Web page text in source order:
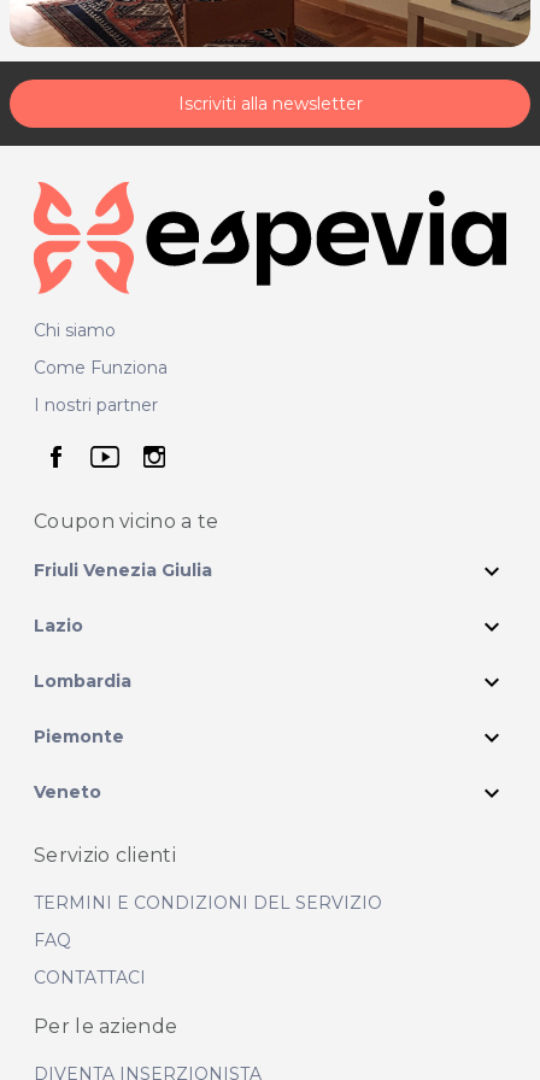
33100 UDINE (UD)
Tel. 3388418858
DOLSLA73M54L4835
acquisto scrivi aposta@espevia.it.
Iscriviti alla newsletter
Chi siamo
Come Funziona
I nostri partner
seguici su facebook
seguici su youtube
seguici su instagram
Coupon vicino a te
Friuli Venezia Giulia expand_more
Lazio expand_more
Lombardia expand_more
Piemonte expand_more
Veneto expand_more
Servizio clienti
TERMINI E CONDIZIONI DEL SERVIZIO
FAQ
CONTATTACI
Per le aziende
DIVENTA INSERZIONISTA